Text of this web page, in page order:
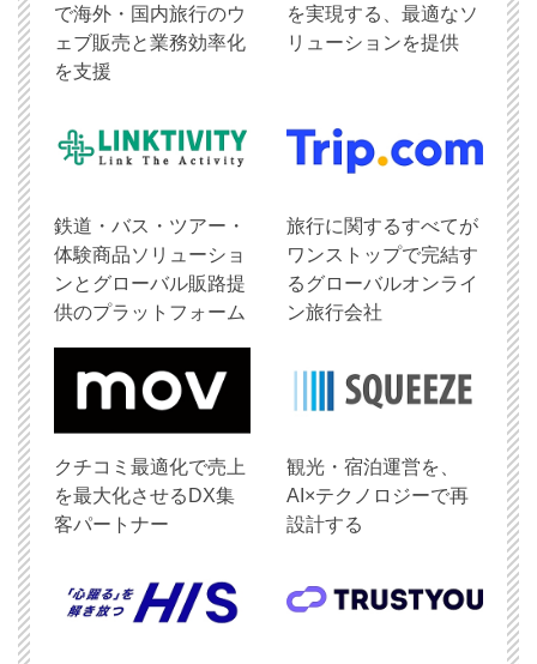
で海外・国内旅行のウ
ェブ販売と業務効率化
を支援
を実現する、最適なソ
リューションを提供
鉄道・バス・ツアー・
体験商品ソリューショ
ンとグローバル販路提
供のプラットフォーム
旅行に関するすべてが
ワンストップで完結す
るグローバルオンライ
ン旅行会社
クチコミ最適化で売上
を最大化させるDX集
客パートナー
観光・宿泊運営を、
AI×テクノロジーで再
設計する